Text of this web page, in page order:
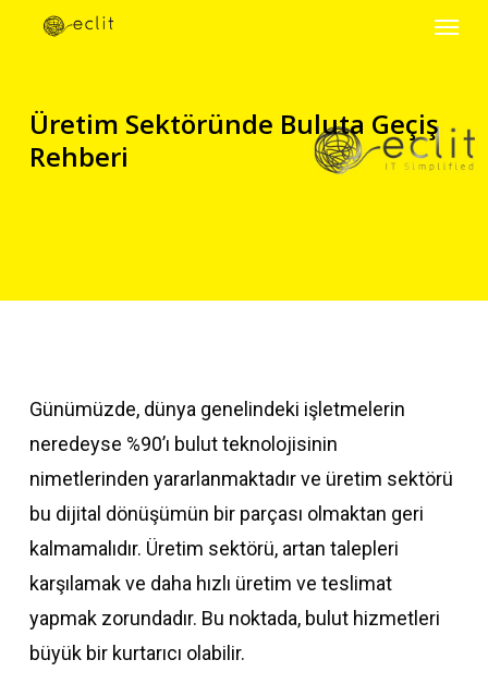
contentÜretim Sektöründe Buluta Geçiş
Rehberi
Günümüzde, dünya genelindeki işletmelerin
neredeyse %90’ı bulut teknolojisinin
nimetlerinden yararlanmaktadır ve üretim sektörü
bu dijital dönüşümün bir parçası olmaktan geri
kalmamalıdır. Üretim sektörü, artan talepleri
karşılamak ve daha hızlı üretim ve teslimat
yapmak zorundadır. Bu noktada, bulut hizmetleri
büyük bir kurtarıcı olabilir.